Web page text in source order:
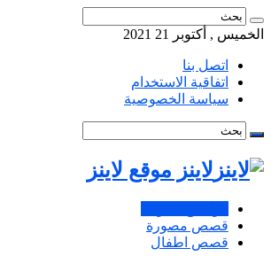
الخميس , أكتوبر 21 2021
اتصل بنا
اتفاقية الاستخدام
سياسة الخصوصية
لاينز موقع لاينز
قصص مصورة
قصص اطفال